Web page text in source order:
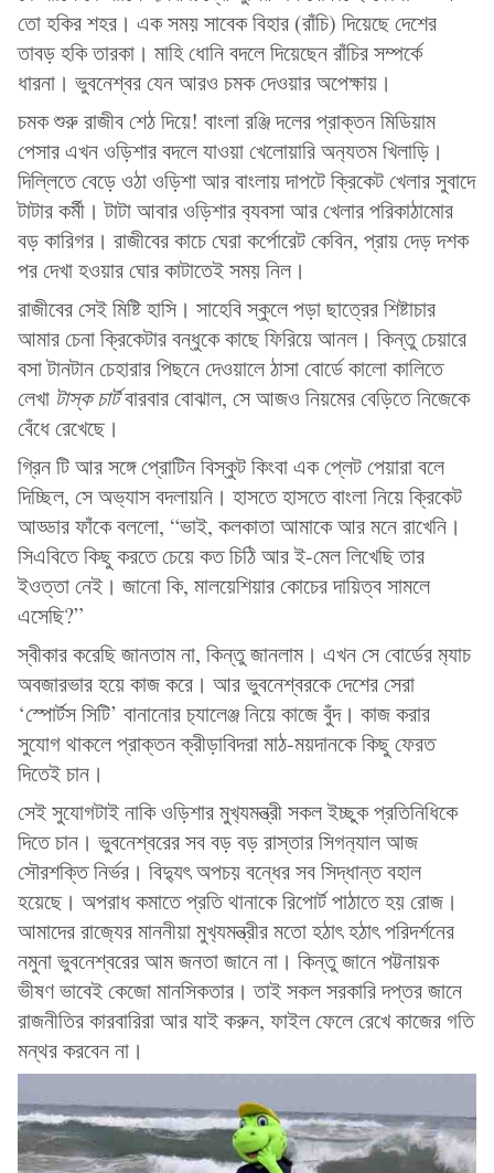
তো হকির শহর। এক সময় সাবেক বিহার (রাঁচি) দিয়েছে দেশের
তাবড় হকি তারকা। মাহি ধোনি বদলে দিয়েছেন রাঁচির সম্পর্কে
ধারনা। ভুবনেশ্বর যেন আরও চমক দেওয়ার অপেক্ষায়।
চমক শুরু রাজীব শেঠ দিয়ে! বাংলা রঞ্জি দলের প্রাক্তন মিডিয়াম
পেসার এখন ওড়িশার বদলে যাওয়া খেলোয়ারি অন‍্যতম খিলাড়ি।
দিল্লিতে বেড়ে ওঠা ওড়িশা আর বাংলায় দাপটে ক্রিকেট খেলার সুবাদে
টাটার কর্মী। টাটা আবার ওড়িশার ব‍্যবসা আর খেলার পরিকাঠামোর
বড় কারিগর। রাজীবের কাচে ঘেরা কর্পোরেট কেবিন, প্রায় দেড় দশক
পর দেখা হওয়ার ঘোর কাটাতেই সময় নিল।
রাজীবের সেই মিষ্টি হাসি। সাহেবি স্কুলে পড়া ছাত্রের শিষ্টাচার
আমার চেনা ক্রিকেটার বন্ধুকে কাছে ফিরিয়ে আনল। কিন্তু চেয়ারে
বসা টানটান চেহারার পিছনে দেওয়ালে ঠাসা বোর্ডে কালো কালিতে
লেখা টাস্ক চার্টবারবার বোঝাল, সে আজও নিয়মের বেড়িতে নিজেকে
বেঁধে রেখেছে।
গ্রিন টি আর সঙ্গে প্রোটিন বিস্কুট কিংবা এক প্লেট পেয়ারা বলে
দিচ্ছিল, সে অভ‍্যাস বদলায়নি। হাসতে হাসতে বাংলা নিয়ে ক্রিকেট
আড্ডার ফাঁকে বললো, “ভাই, কলকাতা আমাকে আর মনে রাখেনি।
সিএবিতে কিছু করতে চেয়ে কত চিঠি আর ই-মেল লিখেছি তার
ইওত্তা নেই। জানো কি, মালয়েশিয়ার কোচের দায়িত্ব সামলে
এসেছি?”
স্বীকার করেছি জানতাম না, কিন্তু জানলাম। এখন সে বোর্ডের ম‍্যাচ
অবজারভার হয়ে কাজ করে। আর ভুবনেশ্বরকে দেশের সেরা
‘স্পোর্টস সিটি’ বানানোর চ‍্যালেঞ্জ নিয়ে কাজে বুঁদ। কাজ করার
সুযোগ থাকলে প্রাক্তন ক্রীড়াবিদরা মাঠ-ময়দানকে কিছু ফেরত
দিতেই চান।
সেই সুযোগটাই নাকি ওড়িশার মুখ‍্যমন্ত্রী সকল ইচ্ছুক প্রতিনিধিকে
দিতে চান। ভুবনেশ্বরের সব বড় বড় রাস্তার সিগন‍্যাল আজ
সৌরশক্তি নির্ভর। বিদ্যুৎ অপচয় বন্ধের সব সিদ্ধান্ত বহাল
হয়েছে। অপরাধ কমাতে প্রতি থানাকে রিপোর্ট পাঠাতে হয় রোজ।
আমাদের রাজ‍্যের মাননীয়া মুখ‍্যমন্ত্রীর মতো হঠাৎ হঠাৎ পরিদর্শনের
নমুনা ভুবনেশ্বরের আম জনতা জানে না। কিন্তু জানে পট্টনায়ক
ভীষণ ভাবেই কেজো মানসিকতার। তাই সকল সরকারি দপ্তর জানে
রাজনীতির কারবারিরা আর যাই করুন, ফাইল ফেলে রেখে কাজের গতি
মন্থর করবেন না।